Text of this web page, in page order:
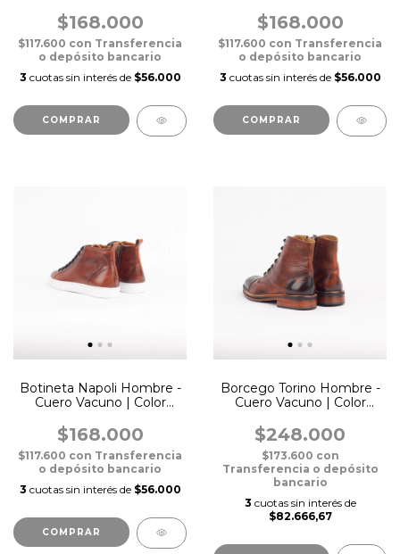
$168.000
$117.600 con Transferencia
o depósito bancario
3 cuotas sin interés de $56.000
COMPRAR
$168.000
$117.600 con Transferencia
o depósito bancario
3 cuotas sin interés de $56.000
COMPRAR
Botineta Napoli Hombre -
Cuero Vacuno | Color
$168.000
$117.600 con Transferencia
o depósito bancario
3 cuotas sin interés de $56.000
COMPRAR
Borcego Torino Hombre -
Cuero Vacuno | Color
$248.000
$173.600 con
Transferencia o depósito
bancario
3 cuotas sin interés de
$82.666,67